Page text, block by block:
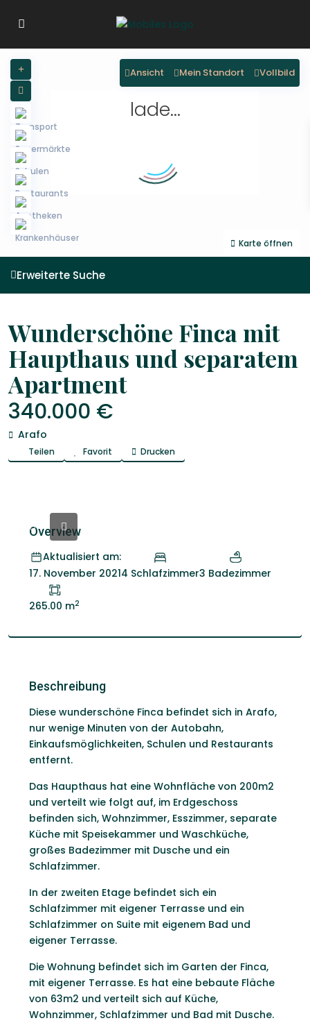
lade...
Karte öffnen
Ansicht Mein Standort Vollbild
Erweiterte Suche
Wunderschöne Finca mit
Haupthaus und separatem
Apartment
340.000 €
Arafo
Teilen Favorit Drucken
Overview
Aktualisiert am:
17. November 20214 Schlafzimmer3 Badezimmer
265.00 m2
Beschreibung
Diese wunderschöne Finca befindet sich in Arafo,
nur wenige Minuten von der Autobahn,
Einkaufsmöglichkeiten, Schulen und Restaurants
entfernt.
Das Haupthaus hat eine Wohnfläche von 200m2
und verteilt wie folgt auf, im Erdgeschoss
befinden sich, Wohnzimmer, Esszimmer, separate
Küche mit Speisekammer und Waschküche,
großes Badezimmer mit Dusche und ein
Schlafzimmer.
In der zweiten Etage befindet sich ein
Schlafzimmer mit eigener Terrasse und ein
Schlafzimmer on Suite mit eigenem Bad und
eigener Terrasse.
Die Wohnung befindet sich im Garten der Finca,
mit eigener Terrasse. Es hat eine bebaute Fläche
von 63m2 und verteilt sich auf Küche,
Wohnzimmer, Schlafzimmer und Bad mit Dusche.